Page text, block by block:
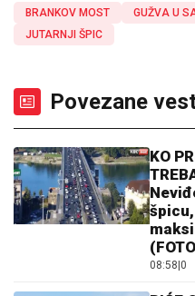
BRANKOV MOST GUŽVA U
JUTARNJI ŠPIC
Povezane
KO
špicu,
08:58 0